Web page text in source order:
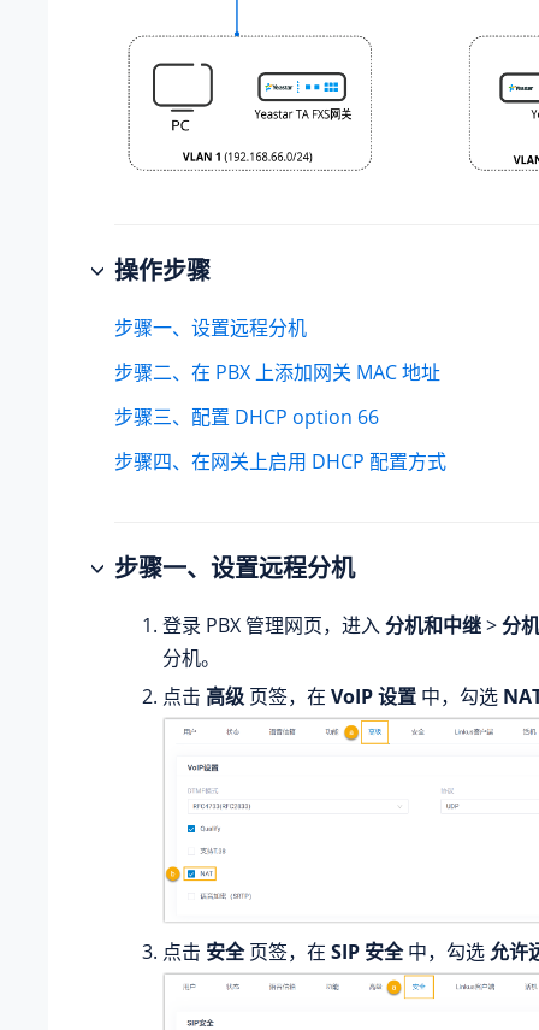
操作步骤
步骤一、设置远程分机
步骤二、在 PBX 上添加网关 MAC 地址
步骤三、配置 DHCP option 66
步骤四、在网关上启用 DHCP 配置方式
步骤一、设置远程分机
登录 PBX 管理网页，进入分机和中继>分机
分机。
点击 高级 页签，在 VoIP 设置 中，勾选
点击 安全页签，在 SIP 安全中，勾选允许